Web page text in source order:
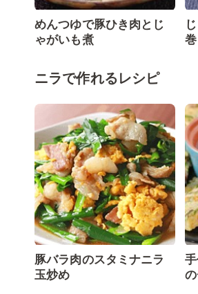
めんつゆで豚ひき肉とじ
ゃがいも煮
巻
ニラで作れるレシピ
豚バラ肉のスタミナニラ
玉炒め